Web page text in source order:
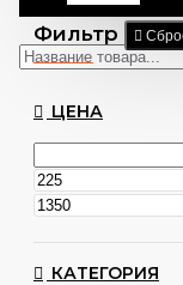
Фильтр
ЦЕНА
КАТЕГОРИЯ